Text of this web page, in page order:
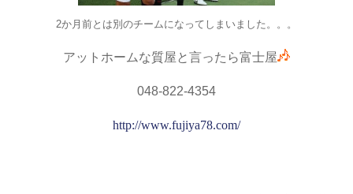
2か月前とは別のチームになってしまいました。。。
アットホームな質屋と言ったら富士屋
048-822-4354
http://www.fujiya78.com/